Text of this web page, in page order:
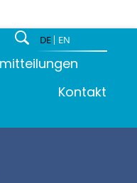
DE EN
Kontakt